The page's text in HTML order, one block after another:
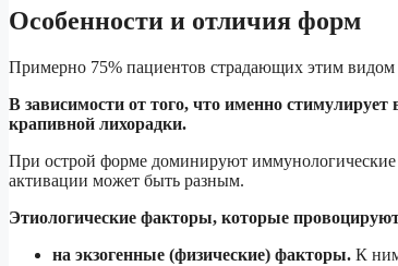
Особенности и отличия форм
Примерно 75% пациентов страдающих этим видом
В зависимости от того, что именно
крапивной лихорадки.
При острой форме доминируют
активации может быть разным.
Этиологические факторы, которые
на экзогенные (физические) факторы. К